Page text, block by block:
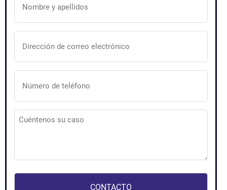
apellidos
Dirección
de
correo
electrónico
Número
de
teléfono
Cuéntenos
su